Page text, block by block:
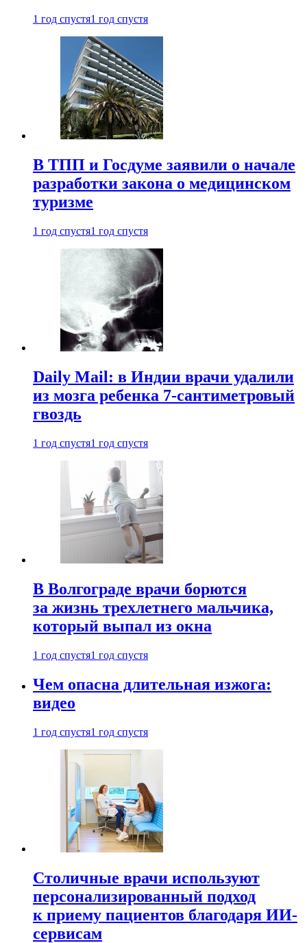
1 год спустя1 год спустя
В ТПП и Госдуме заявили о начале
разработки закона о медицинском
туризме
1 год спустя1 год спустя
Daily Mail: в Индии врачи удалили
из мозга ребенка 7-сантиметровый
гвоздь
1 год спустя1 год спустя
В Волгограде врачи борются
за жизнь трехлетнего мальчика,
который выпал из окна
1 год спустя1 год спустя
Чем опасна длительная изжога:
видео
1 год спустя1 год спустя
Столичные врачи используют
персонализированный подход
к приему пациентов благодаря ИИ-
сервисам